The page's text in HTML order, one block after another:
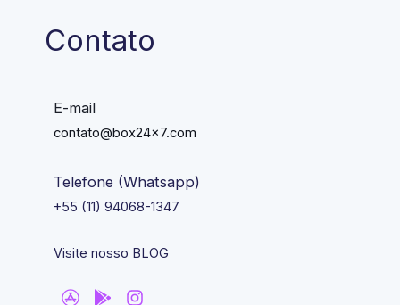
Contato
E-mail
contato@box24x7.com
Telefone (Whatsapp)
+55 (11) 94068-1347
Visite nosso BLOG